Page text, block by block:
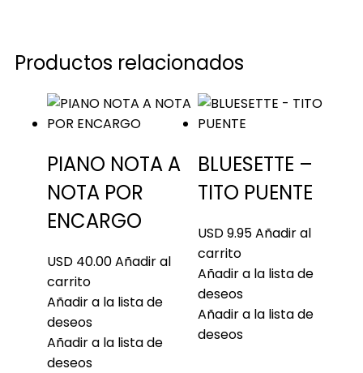
Productos relacionados
PIANO NOTA A
NOTA POR
ENCARGO
USD 40.00Añadir al
carrito
Añadir a la lista de
deseos
Añadir a la lista de
deseos
BLUESETTE –
TITO PUENTE
USD 9.95Añadir al
carrito
Añadir a la lista de
deseos
Añadir a la lista de
deseos